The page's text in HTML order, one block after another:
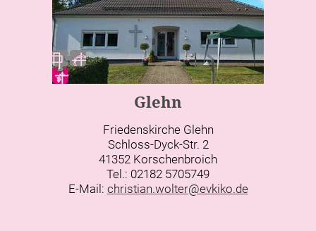
Glehn
Friedenskirche Glehn
Schloss-Dyck-Str. 2
41352 Korschenbroich
Tel.: 02182 5705749
E-Mail: christian.wolter@evkiko.de